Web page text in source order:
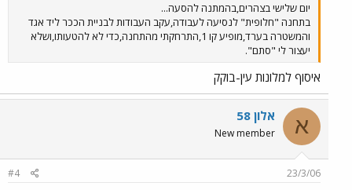
יום שלישי בצהרים,בהמתנה להסעה...
בתחנה "חלופית" לנסיעה לעבודה,עקב העבודות לבניית הככר ליד אגד
והמשטרה בערד,מופיע קו 1,התרחקתי מהתחנה,כדי לא להטעותו,ושלא
יעצור לי "סתם".
איסוף למלונות עין-בוקק
א אלון 58
New member
23/3/06
#4